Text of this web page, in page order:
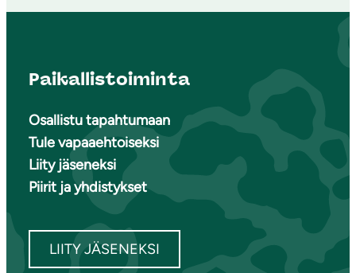
Paikallistoiminta
Osallistu tapahtumaan
Tule vapaaehtoiseksi
Liity jäseneksi
Piirit ja yhdistykset
LIITY JÄSENEKSI